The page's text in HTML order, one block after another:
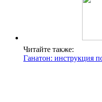
Читайте также:
Ганатон: инструкция